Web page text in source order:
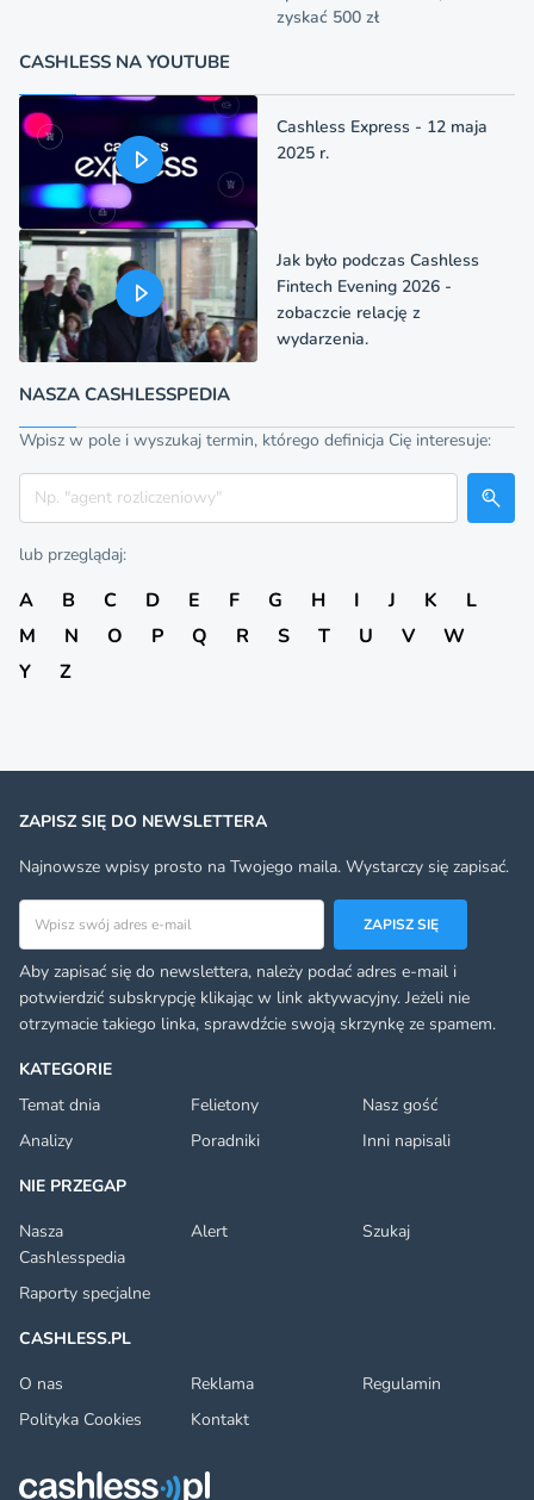
zyskać 500 zł
CASHLESS NA YOUTUBE
Cashless Express - 12 maja
2025 r.
Jak było podczas Cashless
Fintech Evening 2026 -
zobaczcie relację z
wydarzenia.
NASZA CASHLESSPEDIA
Wpisz w pole i wyszukaj termin, którego definicja Cię interesuje:
Szukaj
lub przeglądaj:
A B C D E F G H I J K
L
M
N O P Q R S T U V
W
Y
Z
KATEGORIE
Temat dnia
Felietony
Nasz gość
Analizy
Poradniki
Inni napisali
NIE PRZEGAP
Nasza
Cashlesspedia
Alert Szukaj
Raporty specjalne
CASHLESS.PL
O nas
Reklama
Regulamin
Polityka Cookies
Kontakt
ZAPISZ SIĘ DO NEWSLETTERA
Najnowsze wpisy prosto na Twojego maila. Wystarczy się zapisać.
ZAPISZ SIĘ
Aby zapisać się do newslettera, należy podać adres e-mail i
potwierdzić subskrypcję klikając w link aktywacyjny. Jeżeli nie
otrzymacie takiego linka, sprawdźcie swoją skrzynkę ze spamem.